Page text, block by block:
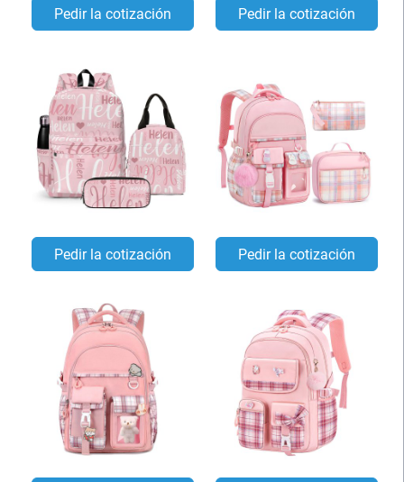
Pedir la cotización Pedir la cotización
Pedir la cotización Pedir la cotización